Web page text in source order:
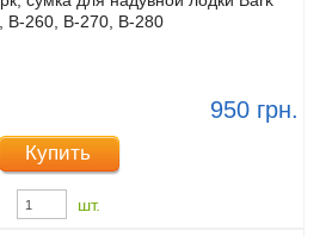
В-260, В-270, В-280
950 грн.
Купить
шт.